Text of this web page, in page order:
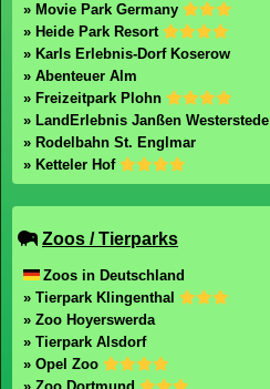
» Movie Park Germany
» Heide Park Resort
» Karls Erlebnis-Dorf Koserow
» Abenteuer Alm
» Freizeitpark Plohn
» LandErlebnis Janßen Westerstede
» Rodelbahn St. Englmar
» Ketteler Hof
Zoos / Tierparks
Zoos in Deutschland
» Tierpark Klingenthal
» Zoo Hoyerswerda
» Tierpark Alsdorf
» Opel Zoo